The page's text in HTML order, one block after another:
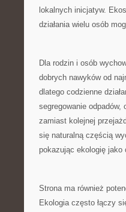
lokalnych inicjatyw.
działania wielu osób
Dla rodzin i osób
dobrych nawyków od
dlatego codzienne
segregowanie
zamiast kolejnej
się naturalną częścią
pokazując ekologię jako
Strona ma również
Ekologia często łączy